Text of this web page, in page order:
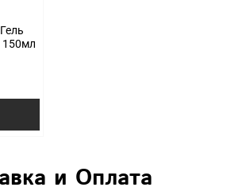
150мл
и Оплата